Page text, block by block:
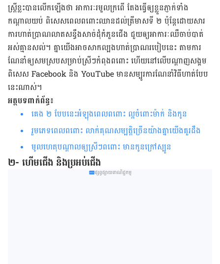
ស្រ្តី​ខ្លះ​បាន​លើក​ឡើង​ថា អាការៈ​រមួលក្រពើ តែងធ្វើឲ្យខ្លួន​ភ្ញាក់ទាំង
កណ្តាលយប់ ពិសេសពេលពពោះឈានដល់ត្រីមាសទី ២ ប៉ុន្តែ​ដោយសារ
ការហាត់ប្រាណ​លាត​សន្ធឹង​សាច់ដុំ​កំភួនជើង ជួយឲ្យអាការៈឈឺចាប់​​បាត់​
អស់​​គ្មាន​​សល់​។ គ្នាយើងអាចសាកល្បងហាត់​ប្រាណរបៀបនេះ តាមការ
ណែនាំឲ្យសមស្របសម្រាប់ស្រីៗកំពុងពពោះ ហើយនៅ​លើបណ្តាញសង្គម
ពិសេស Facebook និង YouTube មានសម្បូរការណែនាំវិធីហាត់បែប
នេះណាស់។
អត្ថបទពាក់ព័ន្ធ៖
គេង ២ បែបនេះអំឡុងពេលពពោះ ល្អចំពោះម៉ាក់ និងកូន
រួមភេទពេលពពោះ លាក់គុណសម្បត្តិច្រើនយ៉ាងគ្នា​យើង​គួរ​ដឹង
មូលហេតុបណ្ដាលឲ្យស្រីៗពពោះ មានកូនក្រៅស្បូន
២- ហើមជើង និងប្រអប់ជើង
ផ្សព្វផ្សាយពាណិជ្ជកម្ម